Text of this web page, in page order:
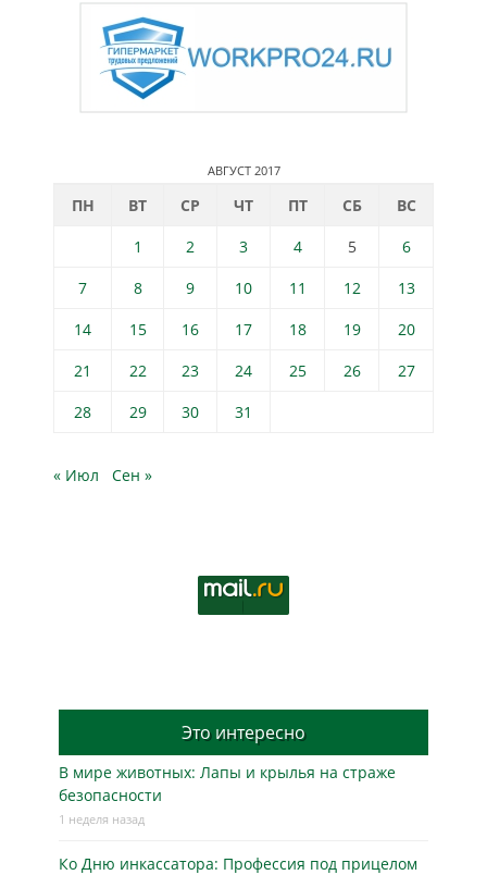
АВГУСТ 2017
ПН ВТ СР ЧТ ПТ СБ
ВС
1
2 3 4 5
6
7
8 9 10 11 12
13
14
15 16 17 18 19
20
21
22 23 24 25 26
27
28
29 30 31
« Июл Сен »
Это интересно
В мире животных: Лапы и крылья на страже
безопасности
1 неделя назад
Ко Дню инкассатора: Профессия под прицелом